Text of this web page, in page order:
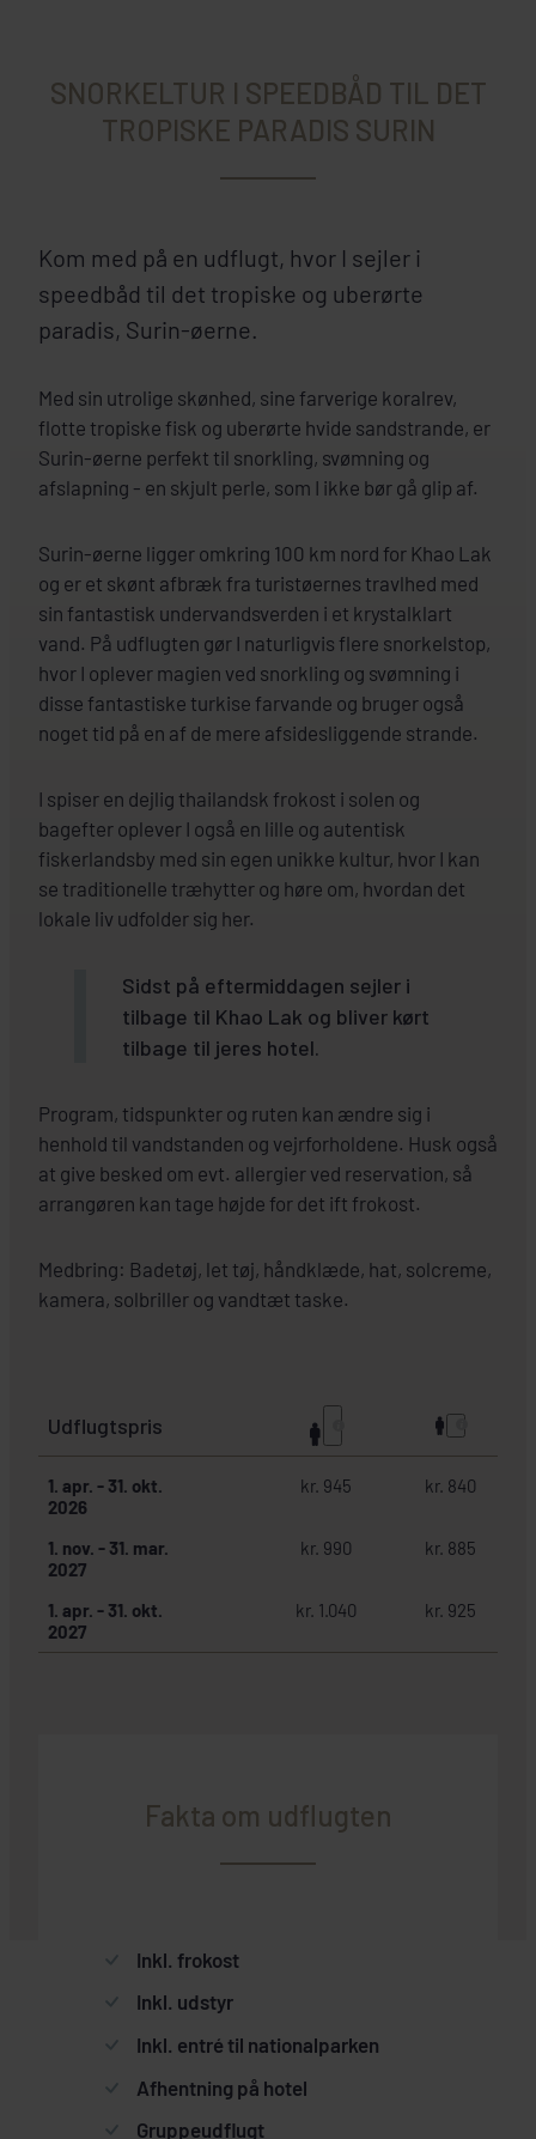
SNORKELTUR I SPEEDBÅD TIL DET
TROPISKE PARADIS SURIN
Kom med på en udflugt, hvor I sejler i
speedbåd til det tropiske og uberørte
paradis, Surin-øerne.
Med sin utrolige skønhed, sine farverige koralrev,
flotte tropiske fisk og uberørte hvide sandstrande, er
Surin-øerne perfekt til snorkling, svømning og
afslapning - en skjult perle, som I ikke bør gå glip af.
Surin-øerne ligger omkring 100 km nord for Khao Lak
og er et skønt afbræk fra turistøernes travlhed med
sin fantastisk undervandsverden i et krystalklart
vand. På udflugten gør I naturligvis flere snorkelstop,
hvor I oplever magien ved snorkling og svømning i
disse fantastiske turkise farvande og bruger også
noget tid på en af de mere afsidesliggende strande.
I spiser en dejlig thailandsk frokost i solen og
bagefter oplever I også en lille og autentisk
fiskerlandsby med sin egen unikke kultur, hvor I kan
se traditionelle træhytter og høre om, hvordan det
lokale liv udfolder sig her.
Sidst på eftermiddagen sejler i
tilbage til Khao Lak og bliver kørt
tilbage til jeres hotel.
Program, tidspunkter og ruten kan ændre sig i
henhold til vandstanden og vejrforholdene. Husk også
at give besked om evt. allergier ved reservation, så
arrangøren kan tage højde for det ift frokost.
Medbring: Badetøj, let tøj, håndklæde, hat, solcreme,
kamera, solbriller og vandtæt taske.
Udflugtspris
1. apr. - 31. okt.
2026
kr. 945 kr. 840
1. nov. - 31. mar.
2027
kr. 990 kr. 885
1. apr. - 31. okt.
2027
kr. 1.040 kr. 925
Fakta om udflugten
Inkl. frokost
Inkl. udstyr
Inkl. entré til nationalparken
Afhentning på hotel
Gruppeudflugt